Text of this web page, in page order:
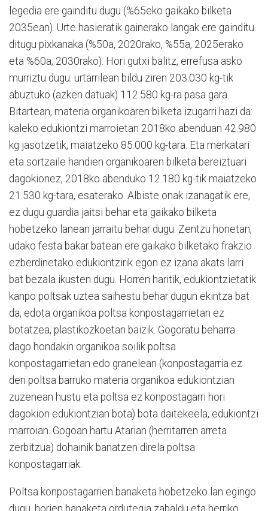
legedia ere gainditu dugu (%65eko gaikako bilketa
2035ean). Urte hasieratik gainerako langak ere gainditu
ditugu pixkanaka (%50a, 2020rako, %55a, 2025erako
eta %60a, 2030rako). Hori gutxi balitz, errefusa asko
murriztu dugu: urtarrilean bildu ziren 203.030 kg-tik
abuztuko (azken datuak) 112.580 kg-ra pasa gara.
Bitartean, materia organikoaren bilketa izugarri hazi da:
kaleko edukiontzi marroietan 2018ko abenduan 42.980
kg jasotzetik, maiatzeko 85.000 kg-tara. Eta merkatari
eta sortzaile handien organikoaren bilketa bereiztuari
dagokionez, 2018ko abenduko 12.180 kg-tik maiatzeko
21.530 kg-tara, esaterako. Albiste onak izanagatik ere,
ez dugu guardia jaitsi behar eta gaikako bilketa
hobetzeko lanean jarraitu behar dugu. Zentzu honetan,
udako festa bakar batean ere gaikako bilketako frakzio
ezberdinetako edukiontzirik egon ez izana akats larri
bat bezala ikusten dugu. Horren haritik, edukiontzietatik
kanpo poltsak uztea saihestu behar dugun ekintza bat
da, edota organikoa poltsa konpostagarrietan ez
botatzea, plastikozkoetan baizik. Gogoratu beharra
dago hondakin organikoa soilik poltsa
konpostagarrietan edo granelean (konpostagarria ez
den poltsa barruko materia organikoa edukiontzian
zuzenean hustu eta poltsa ez konpostagarri hori
dagokion edukiontzian bota) bota daitekeela, edukiontzi
marroian. Gogoan hartu Atarian (herritarren arreta
zerbitzua) dohainik banatzen direla poltsa
konpostagarriak.
Poltsa konpostagarrien banaketa hobetzeko lan egingo
dugu, horien banaketa ordutegia zabaldu eta herriko